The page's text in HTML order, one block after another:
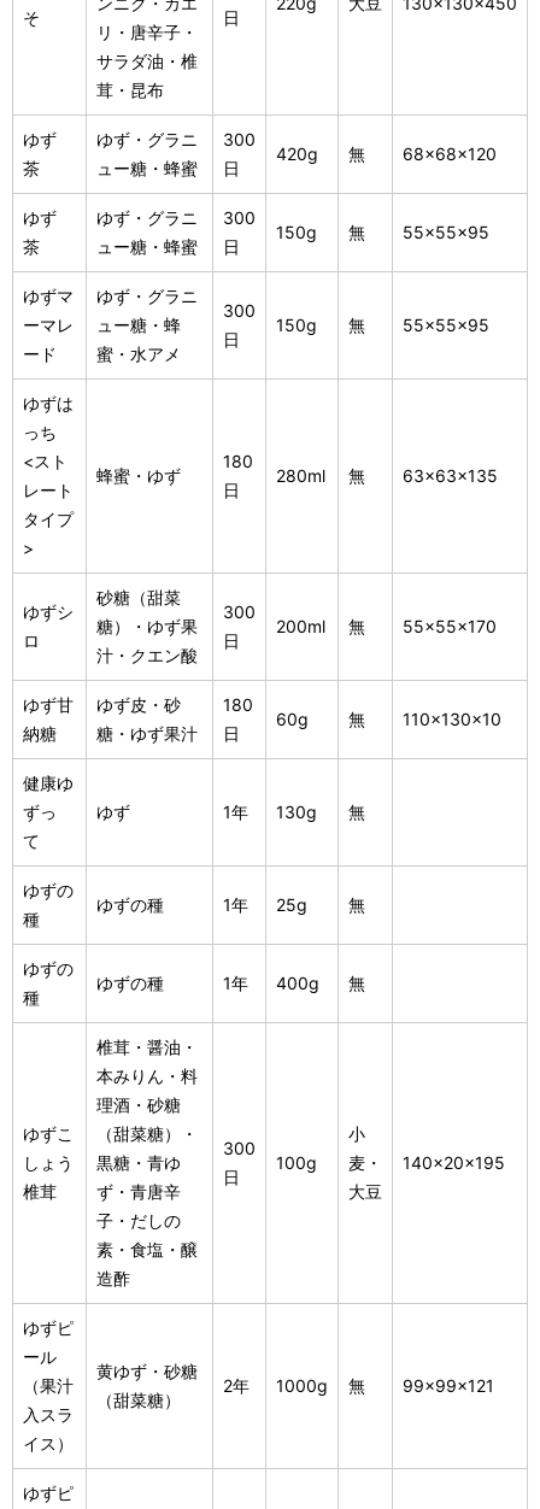
そ
リ・唐辛子・
サラダ油・椎
茸・昆布
日
ゆず
茶
ゆず・グラニ
ュー糖・蜂蜜
300
日
420g 無 68×68×120
ゆず
茶
ゆず・グラニ
ュー糖・蜂蜜
300
日
150g 無 55×55×95
ゆずマ
ーマレ
ード
ゆず・グラニ
ュー糖・蜂
蜜・水アメ
300
日
150g 無 55×55×95
ゆずは
っち
<スト
レート
タイプ
>
蜂蜜・ゆず
180
日
280ml 無 63×63×135
ゆずシ
ロ
砂糖（甜菜
糖）・ゆず果
汁・クエン酸
300
日
200ml 無 55×55×170
ゆず甘
納糖
ゆず皮・砂
糖・ゆず果汁
180
日
60g 無 110×130×10
健康ゆ
ずっ
て
ゆず 1年 130g 無
ゆずの
種
ゆずの種 1年 25g 無
ゆずの
種
ゆずの種 1年 400g 無
ゆずこ
しょう
椎茸
椎茸・醤油・
本みりん・料
理酒・砂糖
（甜菜糖）・
黒糖・青ゆ
ず・青唐辛
子・だしの
素・食塩・醸
造酢
300
日
100g
小
麦・
大豆
140×20×195
ゆずピ
ール
（果汁
入スラ
イス）
黄ゆず・砂糖
（甜菜糖）
2年 1000g 無 99×99×121
ゆずピ